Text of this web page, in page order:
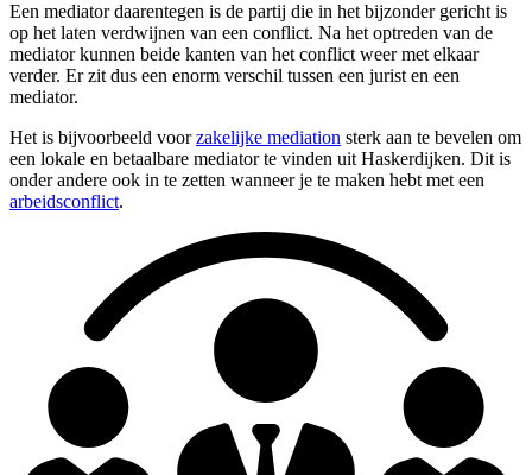
Een mediator daarentegen is de partij die in het bijzonder gericht is
op het laten verdwijnen van een conflict. Na het optreden van de
mediator kunnen beide kanten van het conflict weer met elkaar
verder. Er zit dus een enorm verschil tussen een jurist en een
mediator.
Het is bijvoorbeeld voorzakelijke mediation sterk aan te bevelen om
een lokale en betaalbare mediator te vinden uit Haskerdijken. Dit is
onder andere ook in te zetten wanneer je te maken hebt met een
arbeidsconflict.